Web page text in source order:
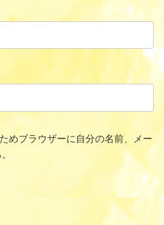
めブラウザーに自分の名前、メー